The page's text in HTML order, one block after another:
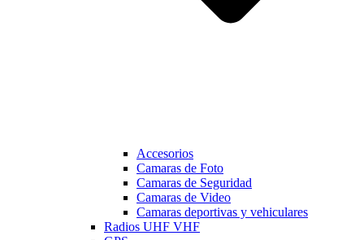
Accesorios
Camaras de Foto
Camaras de Seguridad
Camaras de Video
Camaras deportivas y vehiculares
Radios UHF VHF